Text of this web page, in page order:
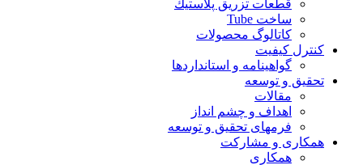
قطعات تزريق پلاستيك
ساخت Tube
کاتالوگ محصولات
کنترل کیفیت
گواهينامه و استانداردها
تحقيق و توسعه
مقالات
اهداف و چشم انداز
فرمهای تحقیق و توسعه
همکاری و مشارکت
همکاری